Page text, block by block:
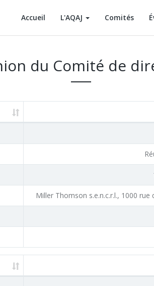
Accueil L'AQAJ Comités
du Comité de
Miller Thomson s.e.n.c.r.l., 1000